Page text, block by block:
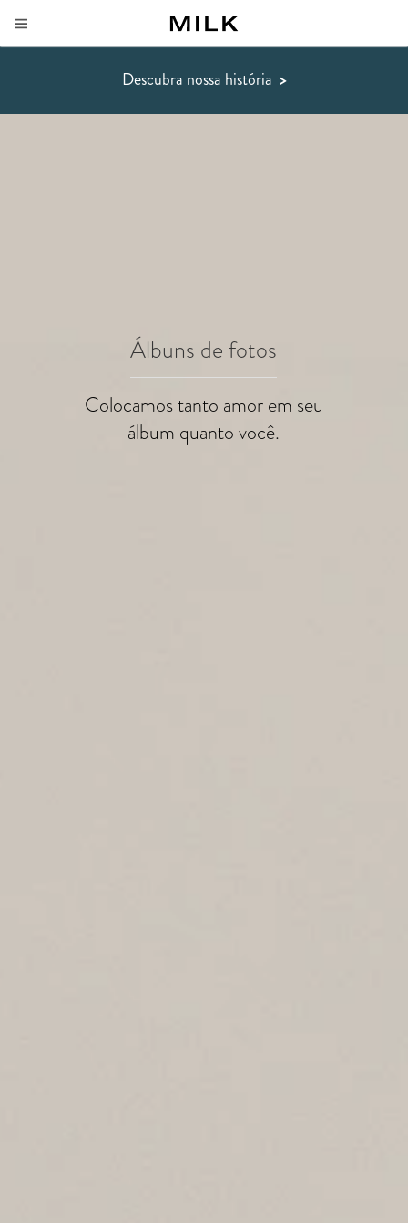
Descubra nossa história >
Álbuns de fotos
Colocamos tanto amor em seu
álbum quanto você.